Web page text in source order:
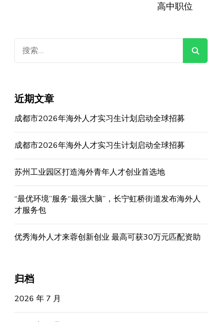
高中职位
索：
近期文章
成都市2026年海外人才实习生计划启动全球招募
成都市2026年海外人才实习生计划启动全球招募
苏州工业园区打造海外青年人才创业首选地
“最优环境”服务“最强大脑”，长宁虹桥街道发布海外人
才服务包
优秀海外人才来蓉创新创业 最高可获30万元匹配资助
归档
2026 年 7 月